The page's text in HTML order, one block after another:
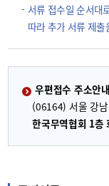
서류 접수일 순서대
따라 추가 서류 제
우편접수 주소안내
(06164) 서울 강
한국무역협회 1층